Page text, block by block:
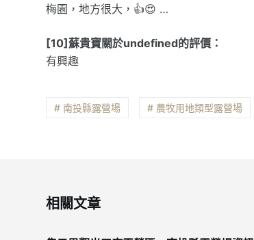
梅園，地方很大，👍😍 …
[10]蘇貴寶關於undefined的評價：
有興趣
# 南投縣露營場 # 農牧用地類型露營場
相關文章